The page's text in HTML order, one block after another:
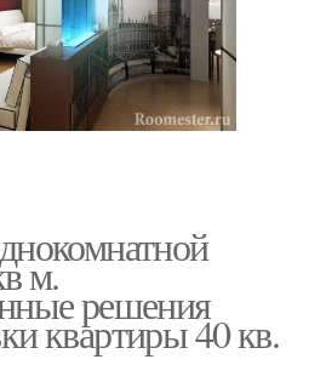
м.
решения
квартиры 40 кв.